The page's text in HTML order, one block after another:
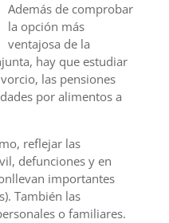
Además de comprobar
la opción más
ventajosa de la
hay que estudiar
las pensiones
por alimentos a
reflejar las
defunciones y en
importantes
También las
o familiares.